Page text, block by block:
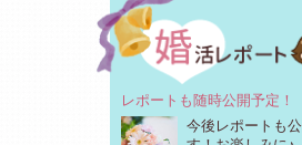
レポートも随時公開予定！
今後レポートも